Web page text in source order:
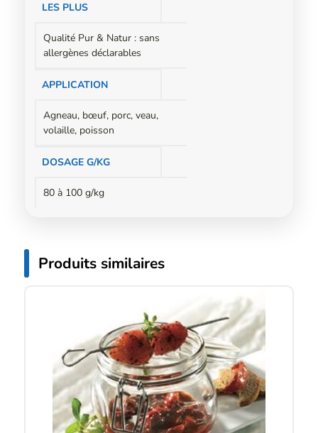
LES PLUS
Qualité Pur & Natur : sans
allergènes déclarables
APPLICATION
Agneau, bœuf, porc, veau,
volaille, poisson
DOSAGE G/KG
80 à 100 g/kg
Produits similaires